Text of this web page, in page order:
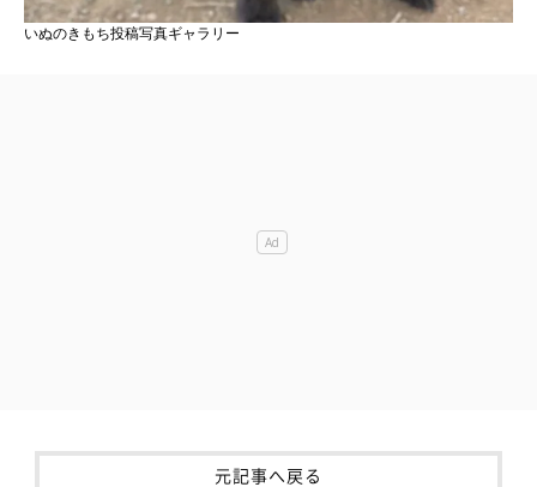
いぬのきもち投稿写真ギャラリー
元記事へ戻る